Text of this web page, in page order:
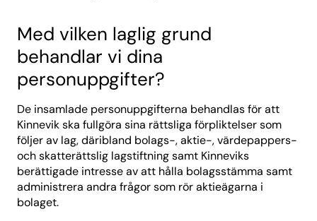
Med vilken laglig grund
behandlar vi dina
personuppgifter?
De insamlade personuppgifterna behandlas för att
Kinnevik ska fullgöra sina rättsliga förpliktelser som
följer av lag, däribland bolags-, aktie-, värdepappers-
och skatterättslig lagstiftning samt Kinneviks
berättigade intresse av att hålla bolagsstämma samt
administrera andra frågor som rör aktieägarna i
bolaget.